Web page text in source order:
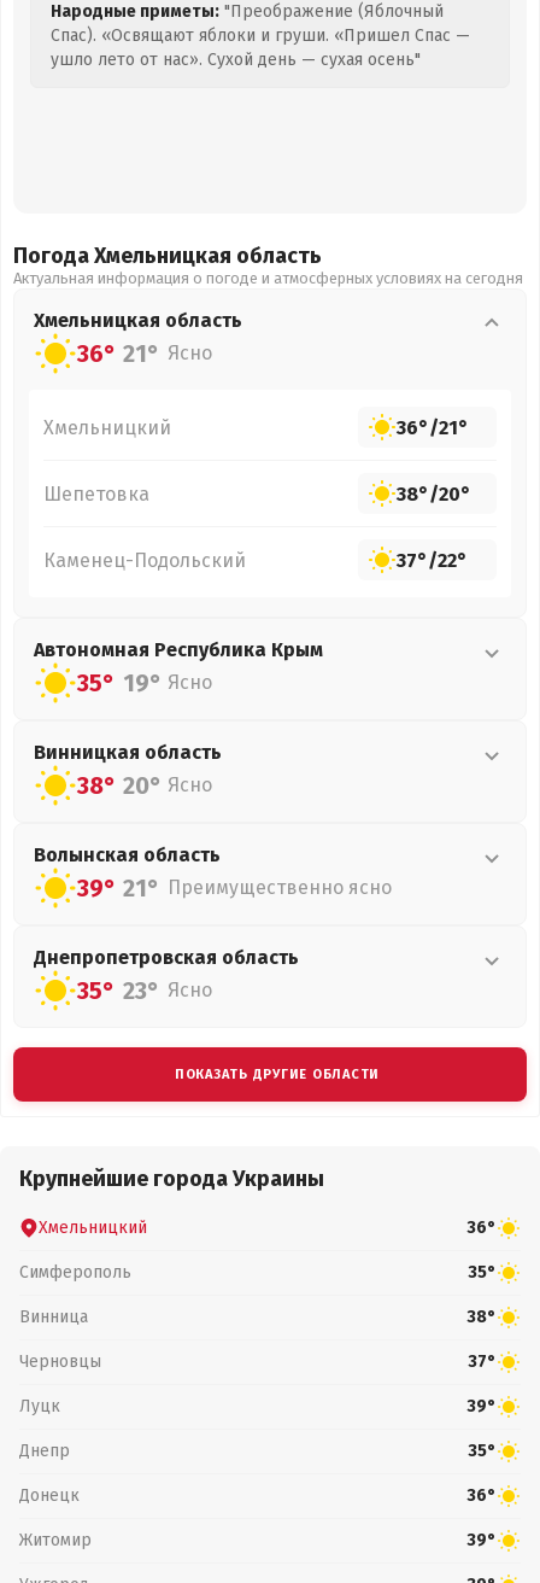
Народные приметы: "Преображение (Яблочный
Спас). «Освящают яблоки и груши. «Пришел Спас —
ушло лето от нас». Сухой день — сухая осень"
Погода Хмельницкая область
Актуальная информация о погоде и атмосферных условиях на сегодня
Хмельницкая область
36° 21° Ясно
Хмельницкий 36°/21°
Шепетовка 38°/20°
Каменец-Подольский 37°/22°
Автономная Республика Крым
35° 19° Ясно
Винницкая область
38° 20° Ясно
Волынская область
39° 21° Преимущественно ясно
Днепропетровская область
35° 23° Ясно
ПОКАЗАТЬ ДРУГИЕ ОБЛАСТИ
Крупнейшие города Украины
Хмельницкий 36°
Симферополь 35°
Винница 38°
Черновцы 37°
Луцк 39°
Днепр 35°
Донецк 36°
Житомир 39°